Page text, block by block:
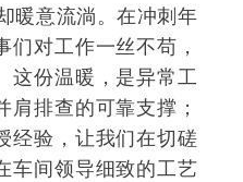
暖意流淌。在冲刺年
们对工作一丝不苟，
这份温暖，是异常工
排查的可靠支撑；
经验，让我们在切磋
车间领导细致的工艺